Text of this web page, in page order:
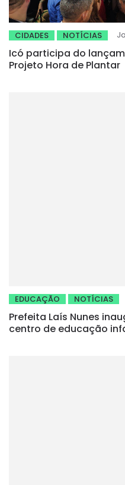
CIDADES NOTÍCIAS
Icó participa do
Projeto Hora de Plantar
EDUCAÇÃO NOTÍCIAS
Prefeita Laís Nunes
centro de educação